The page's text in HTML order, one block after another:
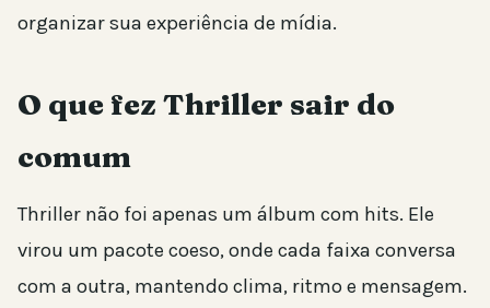
organizar sua experiência de mídia.
O que fez Thriller sair do
comum
Thriller não foi apenas um álbum com hits. Ele
virou um pacote coeso, onde cada faixa conversa
com a outra, mantendo clima, ritmo e mensagem.